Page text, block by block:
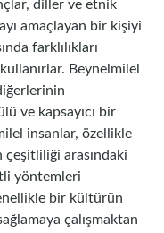
diller ve etnik
amaçlayan bir kişiyi
farklılıkları
Beynelmilel
ve kapsayıcı bir
insanlar, özellikle
çeşitliliği arasındaki
yöntemleri
bir kültürün
çalışmaktan